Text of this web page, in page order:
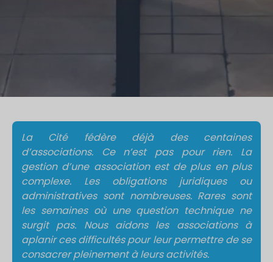
La Cité fédère déjà des centaines
d’associations. Ce n’est pas pour rien. La
gestion d’une association est de plus en plus
complexe. Les obligations juridiques ou
administratives sont nombreuses. Rares sont
les semaines où une question technique ne
surgit pas. Nous aidons les associations à
aplanir ces difficultés pour leur permettre de se
consacrer pleinement à leurs activités.